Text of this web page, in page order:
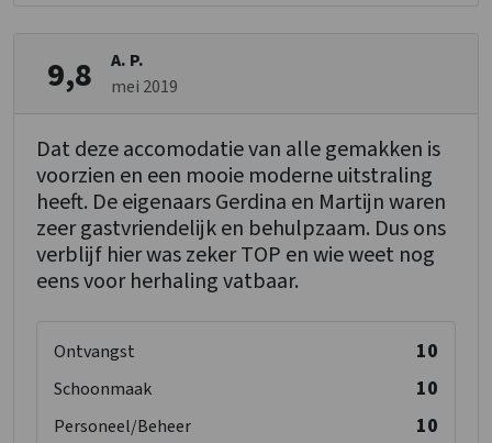
9,8
A. P.
mei 2019
Dat deze accomodatie van alle gemakken is
voorzien en een mooie moderne uitstraling
heeft. De eigenaars Gerdina en Martijn waren
zeer gastvriendelijk en behulpzaam. Dus ons
verblijf hier was zeker TOP en wie weet nog
eens voor herhaling vatbaar.
Ontvangst 10
Schoonmaak 10
Personeel/Beheer 10